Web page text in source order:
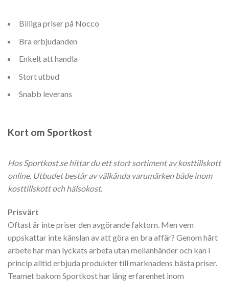
Billiga priser på Nocco
Bra erbjudanden
Enkelt att handla
Stort utbud
Snabb leverans
Kort om Sportkost
Hos Sportkost.se hittar du ett stort sortiment av kosttillskott
online. Utbudet består av välkända varumärken både inom
kosttillskott och hälsokost.
Prisvärt
Oftast är inte priser den avgörande faktorn. Men vem
uppskattar inte känslan av att göra en bra affär? Genom hårt
arbete har man lyckats arbeta utan mellanhänder och kan i
princip alltid erbjuda produkter till marknadens bästa priser.
Teamet bakom Sportkost har lång erfarenhet inom